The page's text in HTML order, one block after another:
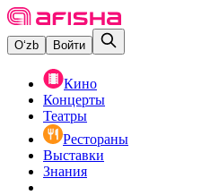
O‘zb Войти
Кино
Концерты
Театры
Рестораны
Выставки
Знания